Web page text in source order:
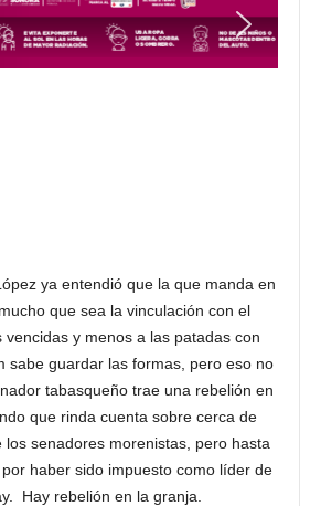
ya entendió que la que manda en
que sea la vinculación con el
y menos a las patadas con
sabe guardar las formas, pero eso no
tabasqueño trae una rebelión en
que rinda cuenta sobre cerca de
senadores morenistas, pero hasta
haber sido impuesto como líder de
Hay rebelión en la granja.